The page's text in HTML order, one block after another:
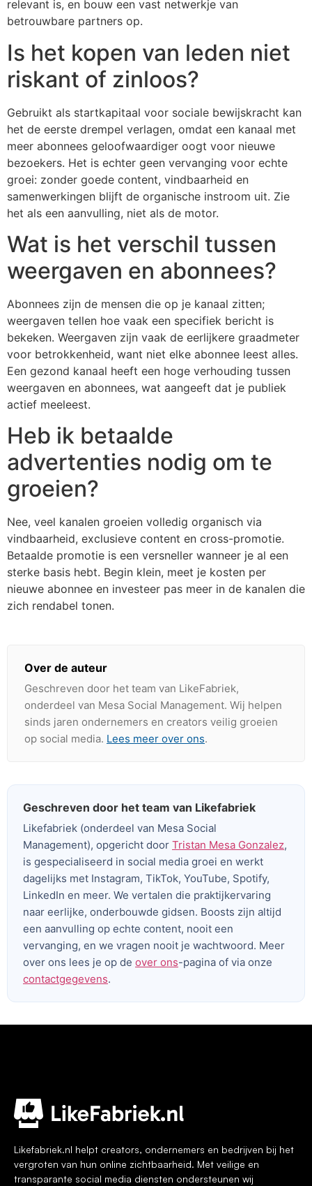
relevant is, en bouw een vast netwerkje van
betrouwbare partners op.
Is het kopen van leden niet
riskant of zinloos?
Gebruikt als startkapitaal voor sociale bewijskracht kan
het de eerste drempel verlagen, omdat een kanaal met
meer abonnees geloofwaardiger oogt voor nieuwe
bezoekers. Het is echter geen vervanging voor echte
groei: zonder goede content, vindbaarheid en
samenwerkingen blijft de organische instroom uit. Zie
het als een aanvulling, niet als de motor.
Wat is het verschil tussen
weergaven en abonnees?
Abonnees zijn de mensen die op je kanaal zitten;
weergaven tellen hoe vaak een specifiek bericht is
bekeken. Weergaven zijn vaak de eerlijkere graadmeter
voor betrokkenheid, want niet elke abonnee leest alles.
Een gezond kanaal heeft een hoge verhouding tussen
weergaven en abonnees, wat aangeeft dat je publiek
actief meeleest.
Heb ik betaalde
advertenties nodig om te
groeien?
Nee, veel kanalen groeien volledig organisch via
vindbaarheid, exclusieve content en cross-promotie.
Betaalde promotie is een versneller wanneer je al een
sterke basis hebt. Begin klein, meet je kosten per
nieuwe abonnee en investeer pas meer in de kanalen die
zich rendabel tonen.
Over de auteur
Geschreven door het team van LikeFabriek,
onderdeel van Mesa Social Management. Wij helpen
sinds jaren ondernemers en creators veilig groeien
op social media. Lees meer over ons.
Geschreven door het team van Likefabriek
Likefabriek (onderdeel van Mesa Social
Management), opgericht door Tristan Mesa Gonzalez,
is gespecialiseerd in social media groei en werkt
dagelijks met Instagram, TikTok, YouTube, Spotify,
LinkedIn en meer. We vertalen die praktijkervaring
naar eerlijke, onderbouwde gidsen. Boosts zijn altijd
een aanvulling op echte content, nooit een
vervanging, en we vragen nooit je wachtwoord. Meer
over ons lees je op de over ons-pagina of via onze
contactgegevens.
Likefabriek.nl helpt creators, ondernemers en bedrijven bij het
vergroten van hun online zichtbaarheid. Met veilige en
transparante social media diensten ondersteunen wij